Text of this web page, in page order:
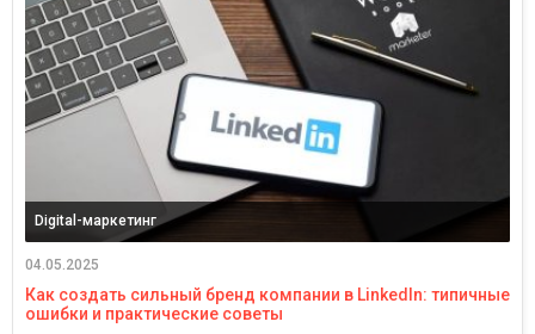
Digital-маркетинг
04.05.2025
Как создать сильный бренд компании в LinkedIn: типичные
ошибки и практические советы